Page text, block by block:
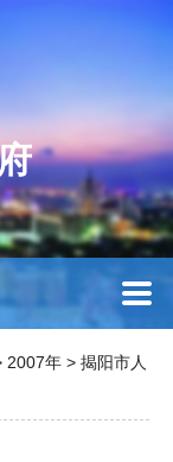
2007年 > 揭阳市人